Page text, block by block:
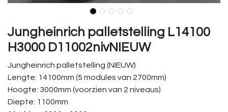
Jungheinrich palletstelling L14100
H3000 D11002nivNIEUW
Jungheinrich palletstelling (NIEUW)
Lengte: 14100mm (5 modules van 2700mm)
Hoogte: 3000mm (voorzien van 2 niveaus)
Diepte: 1100mm